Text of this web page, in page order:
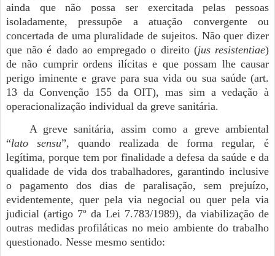
ainda que não possa ser exercitada pelas pessoas
isoladamente, pressupõe a atuação convergente ou
concertada de uma pluralidade de sujeitos. Não quer dizer
que não é dado ao empregado o direito (jus resistentiae)
de não cumprir ordens ilícitas e que possam lhe causar
perigo iminente e grave para sua vida ou sua saúde (art.
13 da Convenção 155 da OIT), mas sim a vedação à
operacionalização individual da greve sanitária.
A greve sanitária, assim como a greve ambiental
“lato sensu”, quando realizada de forma regular, é
legítima, porque tem por finalidade a defesa da saúde e da
qualidade de vida dos trabalhadores, garantindo inclusive
o pagamento dos dias de paralisação, sem prejuízo,
evidentemente, quer pela via negocial ou quer pela via
judicial (artigo 7º da Lei 7.783/1989), da viabilização de
outras medidas profiláticas no meio ambiente do trabalho
questionado. Nesse mesmo sentido: